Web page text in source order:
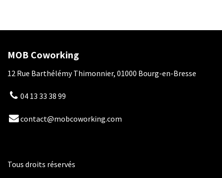
MOB Coworking
12 Rue Barthélémy Thimonnier, 01000 Bourg-en-Bresse
04 13 33 38 99
contact@mobcoworking.com
Tous droits réservés